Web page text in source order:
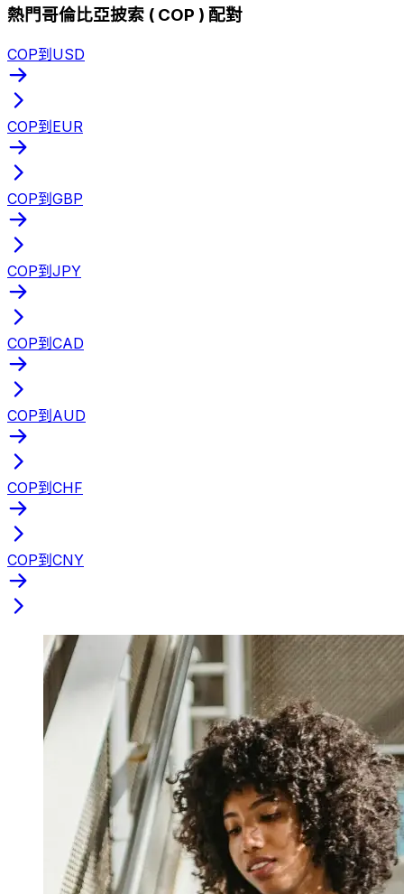
熱門哥倫比亞披索 ( COP ) 配對
COP到USD
COP到EUR
COP到GBP
COP到JPY
COP到CAD
COP到AUD
COP到CHF
COP到CNY